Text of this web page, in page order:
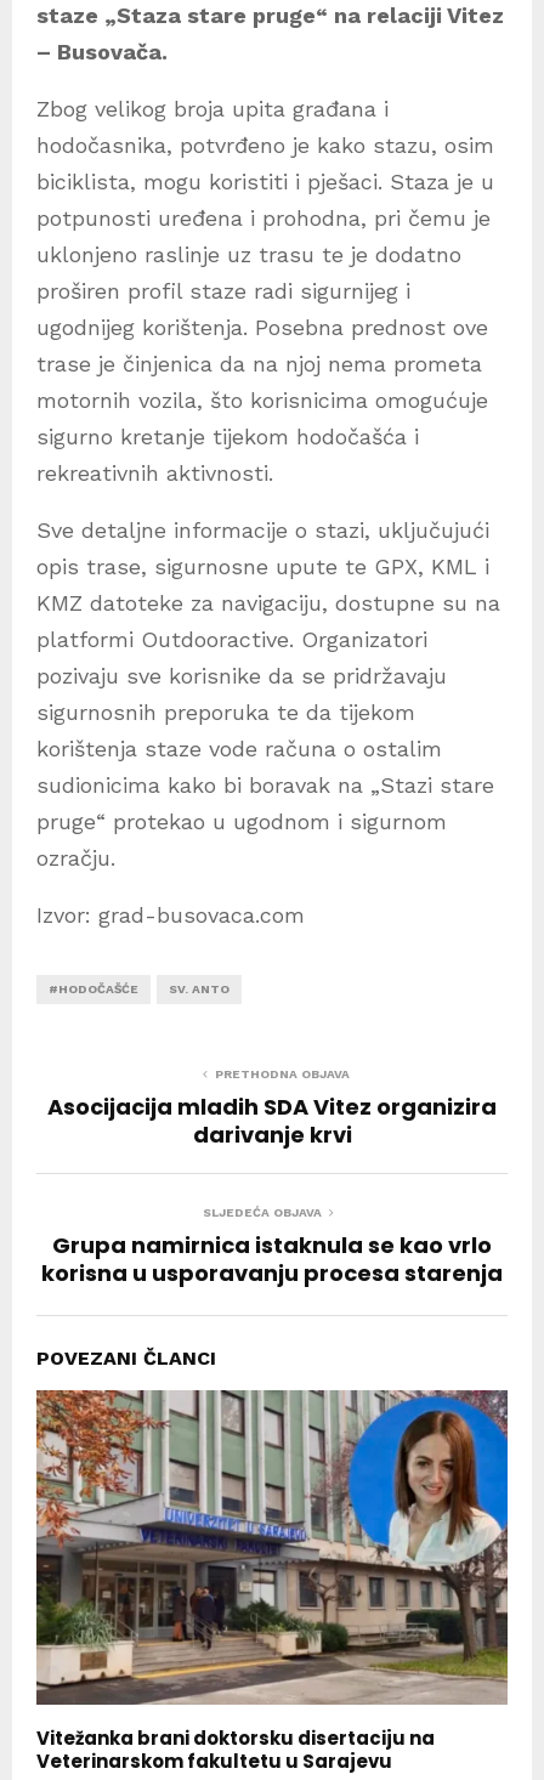
staze „Staza stare pruge“ na relaciji Vitez
– Busovača.
Zbog velikog broja upita građana i
hodočasnika, potvrđeno je kako stazu, osim
biciklista, mogu koristiti i pješaci. Staza je u
potpunosti uređena i prohodna, pri čemu je
uklonjeno raslinje uz trasu te je dodatno
proširen profil staze radi sigurnijeg i
ugodnijeg korištenja. Posebna prednost ove
trase je činjenica da na njoj nema prometa
motornih vozila, što korisnicima omogućuje
sigurno kretanje tijekom hodočašća i
rekreativnih aktivnosti.
Sve detaljne informacije o stazi, uključujući
opis trase, sigurnosne upute te GPX, KML i
KMZ datoteke za navigaciju, dostupne su na
platformi Outdooractive. Organizatori
pozivaju sve korisnike da se pridržavaju
sigurnosnih preporuka te da tijekom
korištenja staze vode računa o ostalim
sudionicima kako bi boravak na „Stazi stare
pruge“ protekao u ugodnom i sigurnom
ozračju.
Izvor: grad-busovaca.com
#HODOČAŠĆE SV. ANTO
PRETHODNA OBJAVA
Asocijacija mladih SDA Vitez organizira
darivanje krvi
SLJEDEĆA OBJAVA
Grupa namirnica istaknula se kao vrlo
korisna u usporavanju procesa starenja
POVEZANI ČLANCI
Vitežanka brani doktorsku disertaciju na
Veterinarskom fakultetu u Sarajevu